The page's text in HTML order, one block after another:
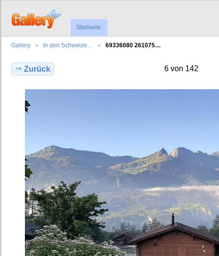
Startseite
Gallery In den Schweize… 69336080 261075…
Zurück 6 von 142